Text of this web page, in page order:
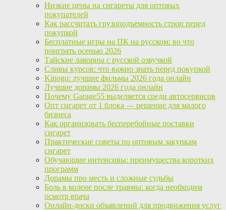
Низкие цены на сигареты для оптовых
покупателей
Как рассчитать грузоподъемность строп перед
покупкой
Бесплатные игры на ПК на русском: во что
поиграть осенью 2026
Тайские лакорны с русской озвучкой
Сливы курсов: что важно знать перед покупкой
Kinogo: лучшие фильмы 2026 года онлайн
Лучшие дорамы 2026 года онлайн
Почему Garage55 выделяется среди автосервисов
Опт сигарет от 1 блока — решение для малого
бизнеса
Как организовать бесперебойные поставки
сигарет
Практические советы по оптовым закупкам
сигарет
Обучающие интенсивы: преимущества коротких
программ
Дорамы про месть и сложные судьбы
Боль в колене после травмы: когда необходим
осмотр врача
Онлайн-доски объявлений для продвижения услуг